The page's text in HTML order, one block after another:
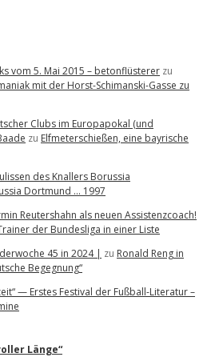
vom 5. Mai 2015 – betonflüsterer zu
mit der Horst-Schimanski-Gasse zu
Clubs im Europapokal (und
zu Elfmeterschießen, eine bayrische
des Knallers Borussia
Dortmund … 1997
Reutershahn als neuen Assistenzcoach!
der Bundesliga in einer Liste
45 in 2024 | zu Ronald Reng in
Begegnung“
— Erstes Festival der Fußball-Literatur –
Länge“